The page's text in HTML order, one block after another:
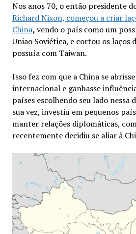
Nos anos 70, o então presidente
Richard Nixon, começou a criar
China, vendo o país como um
União Soviética, e cortou os laços
possuía com Taiwan.
Isso fez com que a China se
internacional e ganhasse
países escolhendo seu lado nessa
sua vez, investiu em pequenos
manter relações diplomáticas,
recentemente decidiu se aliar à